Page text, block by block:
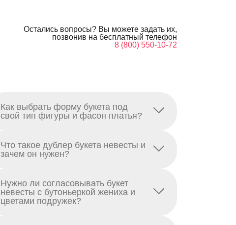
Остались вопросы? Вы можете задать их,
позвонив на бесплатный телефон
8 (800) 550-10-72
Как выбрать форму букета под
свой тип фигуры и фасон платья?
Что такое дублер букета невесты и
зачем он нужен?
Нужно ли согласовывать букет
невесты с бутоньеркой жениха и
цветами подружек?